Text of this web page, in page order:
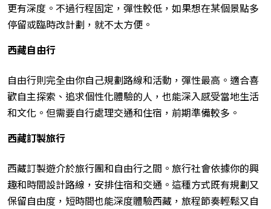
更有深度。不過行程固定，彈性較低，如果想在某個景點多
停留或臨時改計劃，就不太方便。
西藏自由行
自由行則完全由你自己規劃路線和活動，彈性最高。適合喜
歡自主探索、追求個性化體驗的人，也能深入感受當地生活
和文化。但需要自行處理交通和住宿，前期準備較多。
西藏訂製旅行
西藏訂製遊介於旅行團和自由行之間。旅行社會依據你的興
趣和時間設計路線，安排住宿和交通。這種方式既有規劃又
保留自由度，短時間也能深度體驗西藏，旅程節奏輕鬆又自